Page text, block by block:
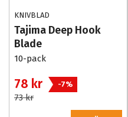
KNIVBLAD
Tajima Deep Hook
Blade
10-pack
78 kr -7%
73 kr